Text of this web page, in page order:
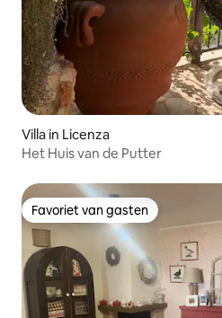
Villa in Licenza
Het Huis van de Putter
Favoriet van gasten
Favoriet van gasten